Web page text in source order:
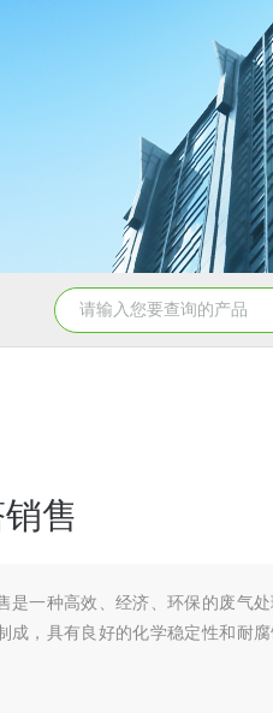
列管式换热器供应 立式真
售
是一种高效、经济、环保的废气
成，具有良好的化学稳定性和耐